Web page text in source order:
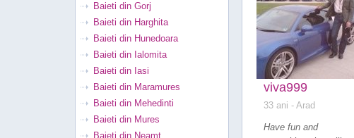
Baieti din Gorj
Baieti din Harghita
Baieti din Hunedoara
Baieti din Ialomita
Baieti din Iasi
Baieti din Maramures
Baieti din Mehedinti
Baieti din Mures
Baieti din Neamt
viva999
33 ani - Arad
Have fun and